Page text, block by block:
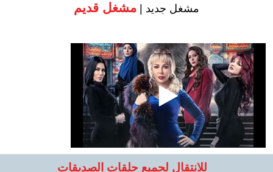
مشغل جديد | مشغل قديم
للانتقال لجميع حلقات الصديقات